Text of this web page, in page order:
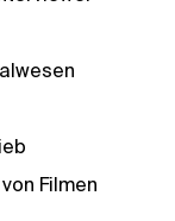
Filmen